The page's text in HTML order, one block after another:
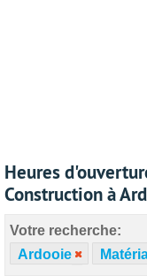
Heures
Construction à
Votre recherche:
Ardooie